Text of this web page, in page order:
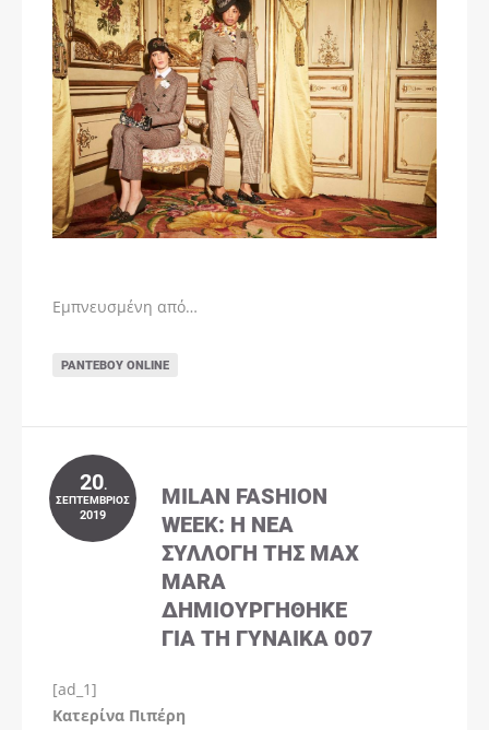
Εμπνευσμένη από…
ΡΑΝΤΕΒΟΎ ONLINE
20.
ΣΕΠΤΈΜΒΡΙΟΣ
2019
MILAN FASHION
WEEK: Η ΝΈΑ
ΣΥΛΛΟΓΉ ΤΗΣ MAX
MARA
ΔΗΜΙΟΥΡΓΉΘΗΚΕ
ΓΙΑ ΤΗ ΓΥΝΑΊΚΑ 007
[ad_1]
Kατερίνα Πιπέρη